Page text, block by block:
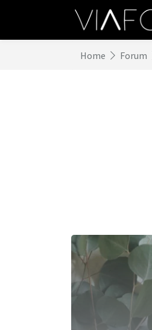
Home Forum